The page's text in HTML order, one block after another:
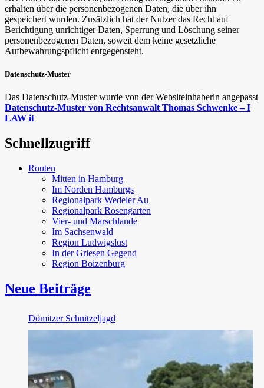
erhalten über die personenbezogenen Daten, die über ihn
gespeichert wurden. Zusätzlich hat der Nutzer das Recht auf
Berichtigung unrichtiger Daten, Sperrung und Löschung seiner
personenbezogenen Daten, soweit dem keine gesetzliche
Aufbewahrungspflicht entgegensteht.
Datenschutz-Muster
Das Datenschutz-Muster wurde von der Websiteinhaberin angepasst
Datenschutz-Muster von Rechtsanwalt Thomas Schwenke – I
LAW it
Schnellzugriff
Routen
Mitten in Hamburg
Im Norden Hamburgs
Regionalpark Wedeler Au
Regionalpark Rosengarten
Vier- und Marschlande
Im Sachsenwald
Region Ludwigslust
In der Griesen Gegend
Region Boizenburg
Neue Beiträge
Dömitzer Schnitzeljagd